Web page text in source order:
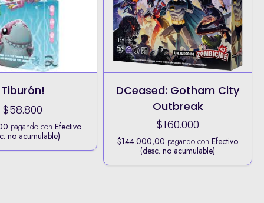
Tiburón!
$58.800
pagando con Efectivo
no acumulable)
DCeased: Gotham City
Outbreak
$160.000
$144.000,00 pagando conEfectivo
(desc. no acumulable)